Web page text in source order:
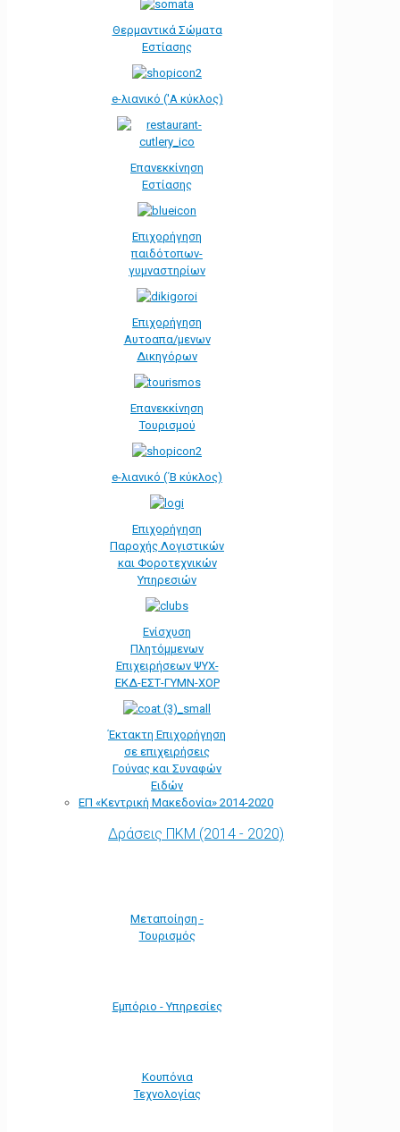
Θερμαντικά Σώματα
Εστίασης
e-λιανικό ('Α κύκλος)
Επανεκκίνηση
Εστίασης
Επιχορήγηση
παιδότοπων-
γυμναστηρίων
Επιχορήγηση
Αυτοαπα/μενων
Δικηγόρων
Επανεκκίνηση
Τουρισμού
e-λιανικό (΄Β κύκλος)
Επιχορήγηση
Παροχής Λογιστικών
και Φοροτεχνικών
Υπηρεσιών
Ενίσχυση
Πλητόμμενων
Επιχειρήσεων ΨΥΧ-
ΕΚΔ-ΕΣΤ-ΓΥΜΝ-ΧΟΡ
Έκτακτη Επιχορήγηση
σε επιχειρήσεις
Γούνας και Συναφών
Ειδών
ΕΠ «Kεντρική Μακεδονία» 2014-2020
Δράσεις ΠΚΜ (2014 - 2020)
Μεταποίηση -
Τουρισμός
Εμπόριο - Υπηρεσίες
Κουπόνια
Τεχνολογίας